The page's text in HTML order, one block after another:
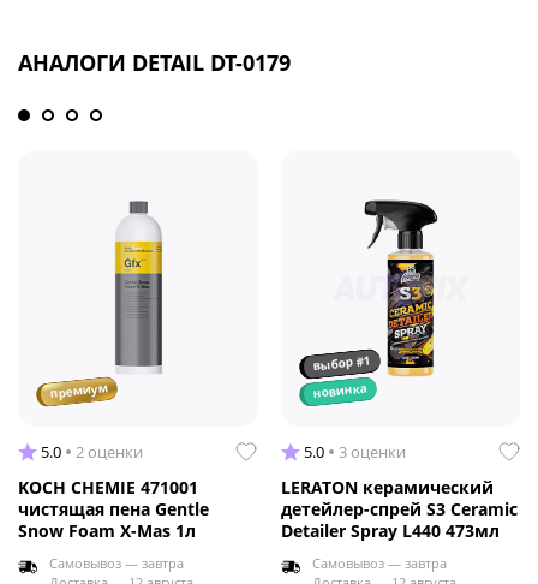
АНАЛОГИ DETAIL DT-0179
премиум
5.0 2 оценки
KOCH CHEMIE 471001
чистящая пена Gentle
Snow Foam X-Mas 1л
Самовывоз — завтра
выбор #1
новинка
5.0 3 оценки
LERATON керамический
детейлер-спрей S3 Ceramic
Detailer Spray L440 473мл
Самовывоз — завтра